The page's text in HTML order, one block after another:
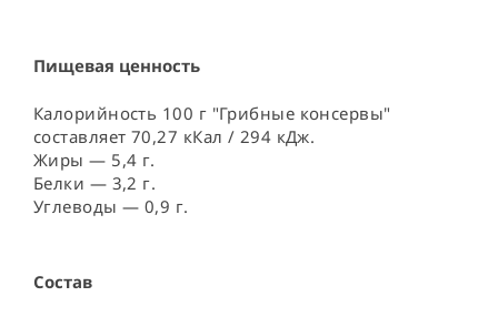
Пищевая ценность
Калорийность 100 г "Грибные консервы"
составляет 70,27 кКал / 294 кДж.
Жиры — 5,4 г.
Белки — 3,2 г.
Углеводы — 0,9 г.
Состав